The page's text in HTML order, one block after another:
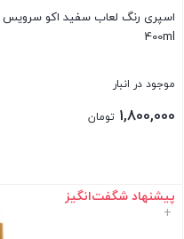
400ml
موجود در انبار
1,800,000 تومان
بستن
پیشنهاد شگفت‌انگیز
+